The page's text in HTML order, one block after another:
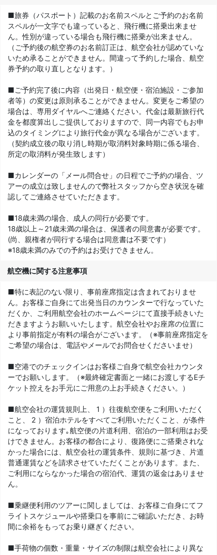
■旅券（パスポート）記載のお名前スペルとご予約のお名前
スペルが一文字でも違っていると、飛行機に搭乗出来ませ
ん。性別が違っている場合も飛行機に搭乗が出来ません。
（ご予約後の航空券のお名前訂正は、航空会社が認めていな
いため承ることができません。間違って予約した場合、航空
券予約の取り直しとなります。）
■ご予約完了後に内容（出発日・航空便・宿泊施設・ご参加
者等）の変更は原則承ることができません。変更をご希望の
場合は、専用ダイヤルへご連絡ください。代金は最新旅行代
金を都度算出しご提供しておりますので、同一内容でもお申
込のタイミングにより旅行代金が異なる場合がございます。
（契約成立後の取り消し時期が取消料対象時期に係る場合、
所定の取消料が発生致します）
■カレンダーの「メール問合せ」の日程でご予約の場合、ツ
アーの成立は致しませんので弊社スタッフから空き状況を確
認してご連絡させていただきます。
■18歳未満の場合、成人の同行が必要です。
18歳以上～21歳未満の場合は、保護者の同意書が必要です。
(尚、親権者が同行する場合は同意書は不要です）
※18歳未満のみでの予約はお受けできません。
航空機に関する注意事項
■特に表記のない限り、事前座席指定は含まれておりませ
ん。お客様ご自身にて出発当日のカウンターで行なっていた
だくか、ご利用航空会社のホームページにて直接手続きいた
だきますようお願いいたします。航空会社やお座席の位置に
より事前指定が有料の場合がございます。（※事前座席指定を
ご希望の場合は、電話やメールでお問合せくださいませ）
■空港でのチェックインはお客様ご自身で航空会社カウンタ
ーでお願いします。（※最終確定書面と一緒にお渡しするEチ
ケット控えをお手元にご用意の上お手続きください。）
■航空会社の運賃規則上、 1 ）往復航空便をご利用いただく
こと、 2 ）宿泊ホテルをすべてご利用いただくこと、が条件
になっております｡航空便の片道利用、宿泊の一部利用はお受
けできません。お客様の都合により、復路便にご搭乗されな
かった場合には、航空会社の運賃条件、規則に基づき、片道
普通運賃などを請求させていただくことがあります。また、
ご利用にならなかった場合の宿泊代、運賃の返金はありませ
ん。
■乗継便利用のツアーに関しましては、お客様ご自身にてフ
ライトスケジュールや搭乗口を事前にご確認いただき、お時
間に余裕をもってお乗り継ぎください。
■手荷物の個数・重量・サイズの制限は航空会社により異な